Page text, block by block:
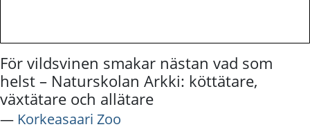
För vildsvinen smakar nästan vad som
helst – Naturskolan Arkki: köttätare,
växtätare och allätare
― Korkeasaari Zoo